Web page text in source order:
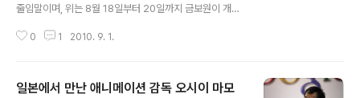
줄임말이며, 위는 8월 18일부터 20일까지 금보원이 개최
프는 미래 정보기술 환경에 능동적으로 대처할 금융보안
조끼리 모여 앉았다. 첫 강연으로 ‘전자금융 이러면 안전할
0 1 2010. 9. 1.
일본에서 만난 애니메이션 감독 오시이 마모